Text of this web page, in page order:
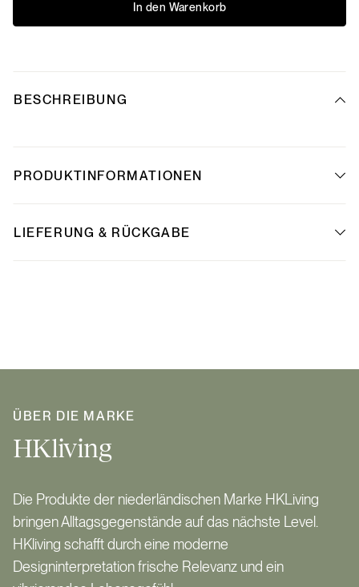
In den Warenkorb
BESCHREIBUNG
PRODUKTINFORMATIONEN
LIEFERUNG & RÜCKGABE
ÜBER DIE MARKE
HKliving
Die Produkte der niederländischen Marke HKLiving
bringen Alltagsgegenstände auf das nächste Level.
HKliving schafft durch eine moderne
Designinterpretation frische Relevanz und ein